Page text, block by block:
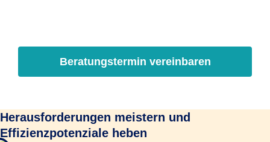
Beratungstermin vereinbaren
Herausforderungen meistern und
Effizienzpotenziale heben